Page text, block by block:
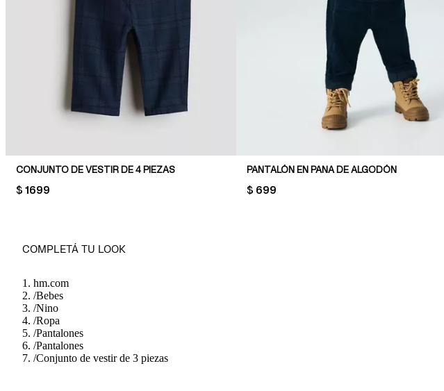
CONJUNTO DE VESTIR DE 4 PIEZAS
PRICE:
$ 1699
PANTALÓN EN PANA DE ALGODÓN
PRICE:
$ 699
COMPLETÁ TU LOOK
hm.com
/Bebes
/Nino
/Ropa
/Pantalones
/Pantalones
/Conjunto de vestir de 3 piezas